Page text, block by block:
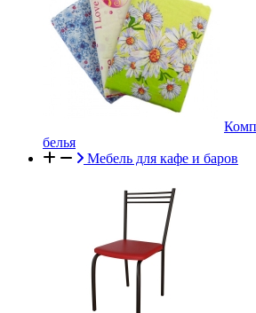
белья
Мебель для кафе и баров